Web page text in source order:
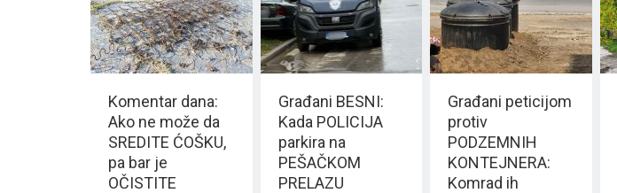
Komentar dana:
Ako ne može da
SREDITE ĆOŠKU,
pa bar je
OČISTITE
Građani BESNI:
Kada POLICIJA
parkira na
PEŠAČKOM
PRELAZU
Građani peticijom
protiv
PODZEMNIH
KONTEJNERA:
Komrad ih